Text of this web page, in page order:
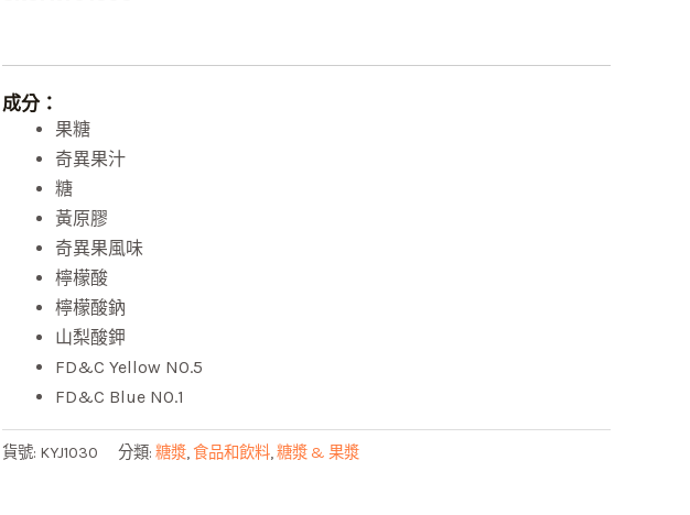
成分：
果糖
奇異果汁
糖
黃原膠
奇異果風味
檸檬酸
檸檬酸鈉
山梨酸鉀
FD&C Yellow NO.5
FD&C Blue NO.1
貨號: KYJ1030 分類: 糖漿,食品和飲料,糖漿 & 果漿